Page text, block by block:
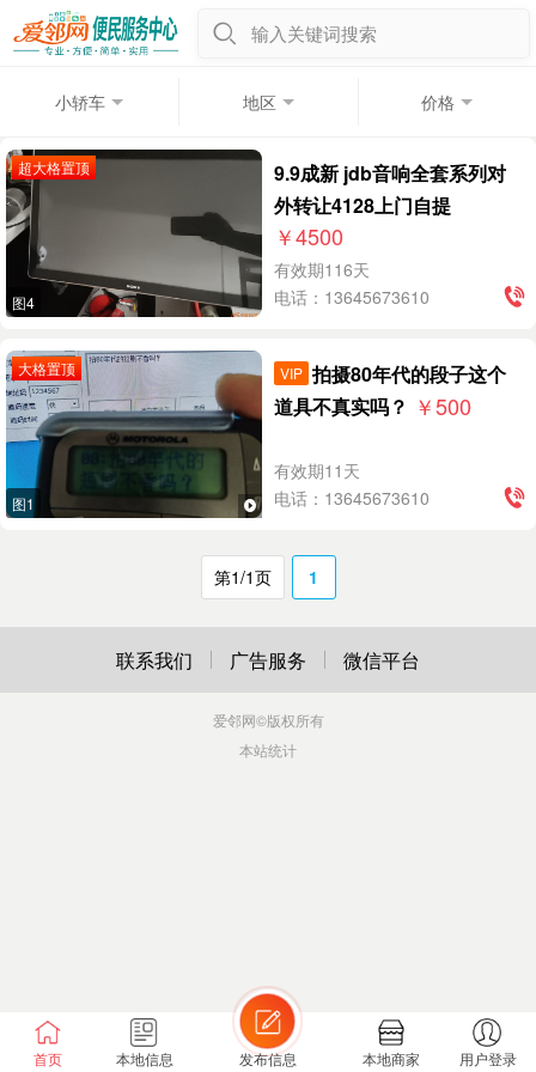
输入关键词搜索
小轿车 地区 价格
超大格置顶
图4
9.9成新 jdb音响全套系列对
外转让4128上门自提
￥4500
有效期116天
电话：13645673610
大格置顶
图1
VIP 拍摄80年代的段子这个
道具不真实吗？ ￥500
有效期11天
电话：13645673610
第1/1页 1
首页 本地信息 发布信息 本地商家 用户登录
联系我们 广告服务 微信平台
爱邻网©版权所有
本站统计